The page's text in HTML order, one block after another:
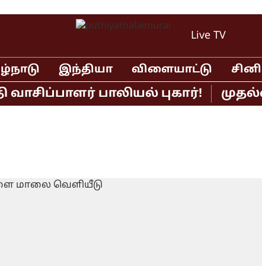
Live TV
இந்தியா விளையாட்டு
பாலியல் புகார்! முதல்வர்